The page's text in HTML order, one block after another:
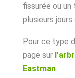
fissurée ou
plusieurs
Pour ce type
page sur
Eastman.